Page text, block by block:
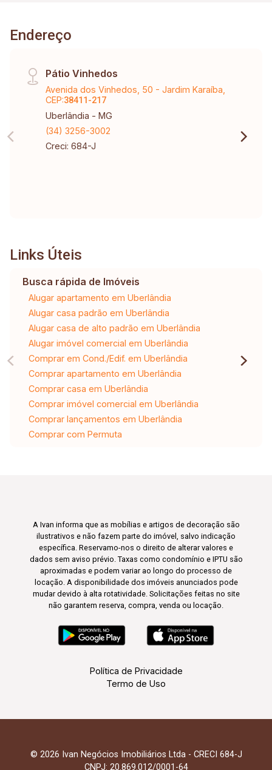
Endereço
Pátio Vinhedos
Avenida dos Vinhedos, 50 - Jardim Karaíba,
CEP:38411-217
Uberlândia - MG
(34) 3256-3002
Creci: 684-J
Links Úteis
Busca rápida de Imóveis
Alugar apartamento em Uberlândia
Alugar casa padrão em Uberlândia
Alugar casa de alto padrão em Uberlândia
Alugar imóvel comercial em Uberlândia
Comprar em Cond./Edif. em Uberlândia
Comprar apartamento em Uberlândia
Comprar casa em Uberlândia
Comprar imóvel comercial em Uberlândia
Comprar lançamentos em Uberlândia
Comprar com Permuta
A Ivan informa que as mobílias e artigos de decoração são
ilustrativos e não fazem parte do imóvel, salvo indicação
específica. Reservamo-nos o direito de alterar valores e
dados sem aviso prévio. Taxas como condomínio e IPTU são
aproximadas e podem variar ao longo do processo de
locação. A disponibilidade dos imóveis anunciados pode
mudar devido à alta rotatividade. Solicitações feitas no site
não garantem reserva, compra, venda ou locação.
Política de Privacidade
Termo de Uso
© 2026 Ivan Negócios Imobiliários Ltda - CRECI 684-J
CNPJ: 20.869.012/0001-64